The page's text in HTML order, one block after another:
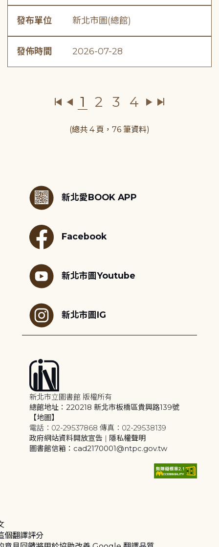
發布單位 新北市圖(總館)
發佈時間 2026-07-28
1 2 3 4
(總共 4 頁，76 筆資料)
新北愛BOOK APP
Facebook
新北市圖Youtube
新北市圖IG
新北市立圖書館 版權所有
總館地址：220218 新北市板橋區貴興路139號
【地圖】
電話：02-29537868 傳真：02-29538139
政府網站資料開放宣告 | 隱私權聲明
圖書館信箱：cad2170001@ntpc.gov.tw
個翻譯評分